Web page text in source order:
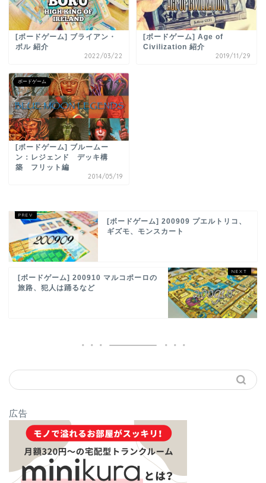
[ボードゲーム] ブライアン・
ボル 紹介
2022/03/22
[ボードゲーム] Age of
Civilization 紹介
2019/11/29
ボードゲーム
[ボードゲーム] ブルームー
ン：レジェンド デッキ構
築 フリット編
2014/05/19
[ボードゲーム] 200909 プエルトリコ、
ギズモ、モンスカート
[ボードゲーム] 200910 マルコポーロの
旅路、犯人は踊るなど
広告